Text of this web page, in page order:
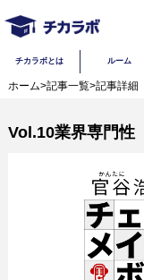
チカラボとは ルーム
ホーム>記事一覧>記事詳細
Vol.10業界専門性